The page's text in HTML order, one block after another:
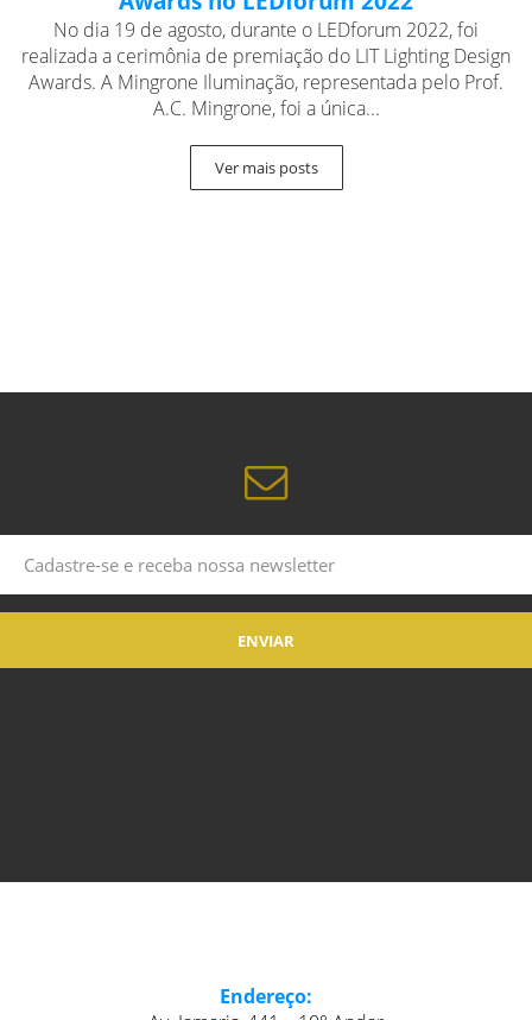
No dia 19 de agosto, durante o LEDforum 2022, foi
realizada a cerimônia de premiação do LIT Lighting Design
Awards. A Mingrone Iluminação, representada pelo Prof.
A.C. Mingrone, foi a única...
Ver mais posts
Endereço: